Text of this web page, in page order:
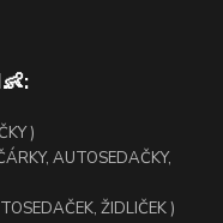
)
AUTOSEDAČKY,
ŽIDLIČEK )